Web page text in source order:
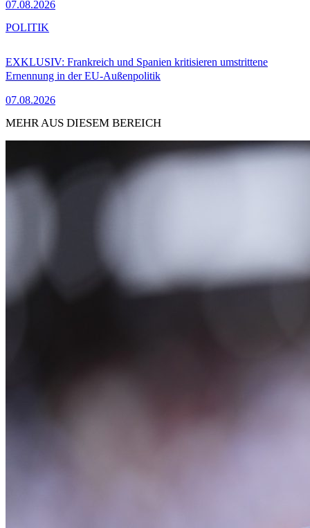
07.08.2026
EXKLUSIV: Frankreich und Spanien kritisieren umstrittene
Ernennung in der EU-Außenpolitik
07.08.2026
POLITIK
MEHR AUS DIESEM BEREICH